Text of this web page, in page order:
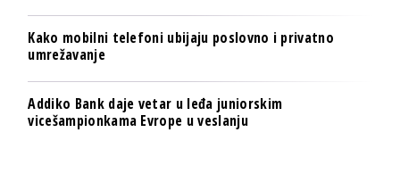
Kako mobilni telefoni ubijaju poslovno i privatno
umrežavanje
Addiko Bank daje vetar u leđa juniorskim
vicešampionkama Evrope u veslanju